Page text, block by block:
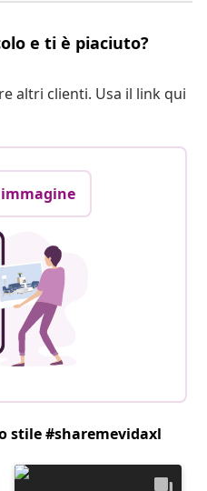
e ti è piaciuto?
altri clienti. Usa il link qui
immagine
stile #sharemevidaxl